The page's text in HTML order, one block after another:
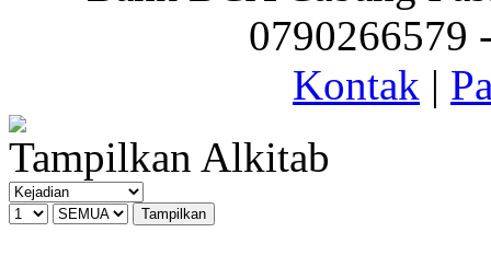
0790266579
Kontak |
Tampilkan Alkitab